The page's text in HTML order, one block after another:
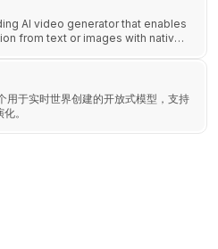
AI video generator that enables
from text or images with native
于实时世界创建的开放式模型，支持
。